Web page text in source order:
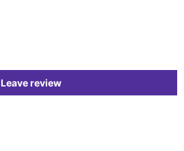
Leave review